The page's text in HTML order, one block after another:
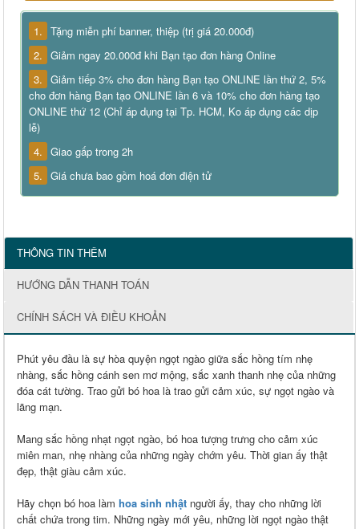
1. Tặng miễn phí banner, thiệp (trị giá 20.000đ)
2. Giảm ngay 20.000đ khi Bạn tạo đơn hàng Online
3. Giảm tiếp 3% cho đơn hàng Bạn tạo ONLINE lần thứ 2, 5%
cho đơn hàng Bạn tạo ONLINE lần 6 và 10% cho đơn hàng tạo
ONLINE thứ 12 (Chỉ áp dụng tại Tp. HCM, Ko áp dụng các dịp
lễ)
4. Giao gấp trong 2h
5. Giá chưa bao gồm hoá đơn điện tử
THÔNG TIN THÊM
HƯỚNG DẪN THANH TOÁN
CHÍNH SÁCH VÀ ĐIỀU KHOẢN
Phút yêu đầu là sự hòa quyện ngọt ngào giữa sắc hồng tím nhẹ
nhàng, sắc hồng cánh sen mơ mộng, sắc xanh thanh nhẹ của những
đóa cát tường. Trao gửi bó hoa là trao gửi cảm xúc, sự ngọt ngào và
lãng mạn.
Mang sắc hồng nhạt ngọt ngào, bó hoa tượng trưng cho cảm xúc
miên man, nhẹ nhàng của những ngày chớm yêu. Thời gian ấy thật
đẹp, thật giàu cảm xúc.
Hãy chọn bó hoa làm hoa sinh nhật người ấy, thay cho những lời
chất chứa trong tim. Những ngày mới yêu, những lời ngọt ngào thật